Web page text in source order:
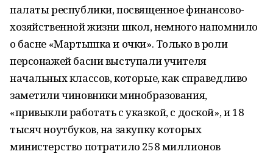
палаты республики, посвященное финансово-
хозяйственной жизни школ, немного напомнило
о басне «Мартышка и очки». Только в роли
персонажей басни выступали учителя
начальных классов, которые, как справедливо
заметили чиновники минобразования,
«привыкли работать с указкой, с доской», и 18
тысяч ноутбуков, на закупку которых
министерство потратило 258 миллионов